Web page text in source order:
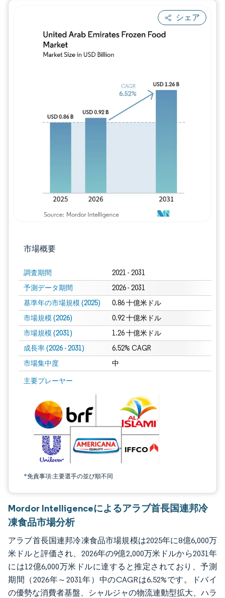
シェア
市場概要
調査期間 2021 - 2031
予測データ期間 2026 - 2031
基準年の市場規模 (2025) 0.86 十億米ドル
市場規模 (2026) 0.92 十億米ドル
市場規模 (2031) 1.26 十億米ドル
成長率 (2026 - 2031) 6.52% CAGR
市場集中度 中
主要プレーヤー
*免責事項:主要選手の並び順不同
画像 © Mordor Intelligence。再利用にはCC BY 4.0の表示が必要です。
Mordor Intelligenceによるアラブ首長国連邦冷
凍食品市場分析
アラブ首長国連邦冷凍食品市場規模は2025年に8億6,000万
米ドルと評価され、2026年の9億2,000万米ドルから2031年
には12億6,000万米ドルに達すると推定されており、予測
期間（2026年～2031年）中のCAGRは6.52%です。ドバイ
の優勢な消費者基盤、シャルジャの物流連動型拡大、ハラ